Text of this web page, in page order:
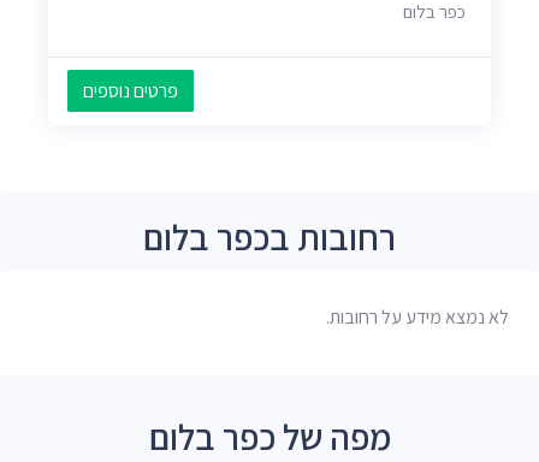
כפר בלום
פרטים נוספים
רחובות בכפר בלום
לא נמצא מידע על רחובות.
מפה של כפר בלום